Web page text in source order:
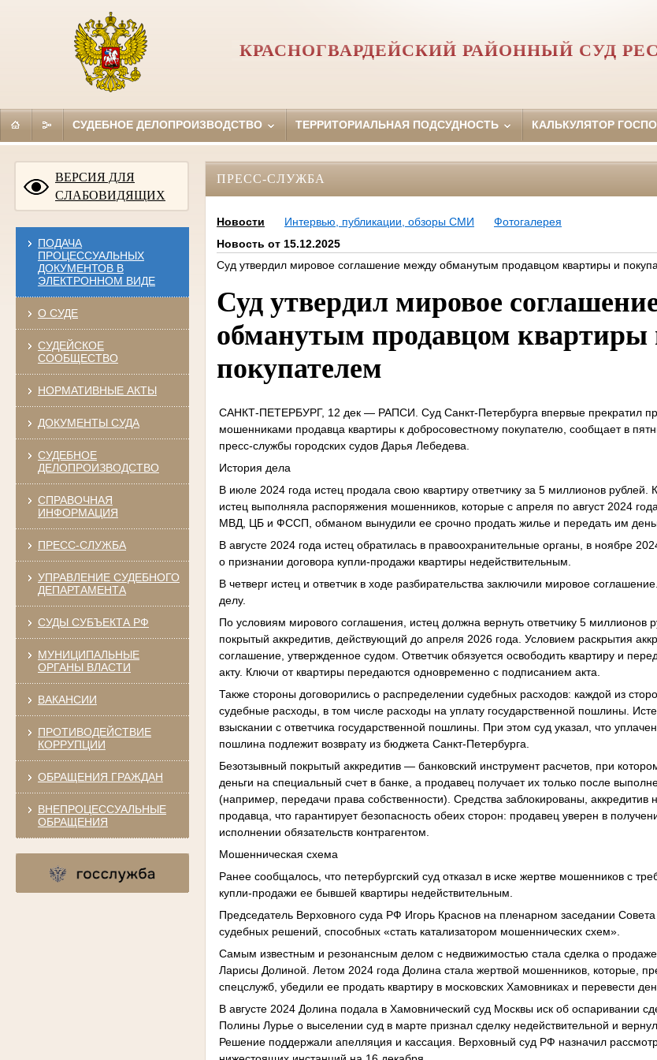
КРАСНОГВАРДЕЙСКИЙ РАЙОННЫЙ СУД
СУДЕБНОЕ ДЕЛОПРОИЗВОДСТВО ТЕРРИТОРИАЛЬНАЯ ПОДСУДНОСТЬ КАЛЬКУЛЯТОР
ВЕРСИЯ ДЛЯ
СЛАБОВИДЯЩИХ
ПОДАЧА
ПРОЦЕССУАЛЬНЫХ
ДОКУМЕНТОВ В
ЭЛЕКТРОННОМ ВИДЕ
О СУДЕ
СУДЕЙСКОЕ
СООБЩЕСТВО
НОРМАТИВНЫЕ АКТЫ
ДОКУМЕНТЫ СУДА
СУДЕБНОЕ
ДЕЛОПРОИЗВОДСТВО
СПРАВОЧНАЯ
ИНФОРМАЦИЯ
ПРЕСС-СЛУЖБА
УПРАВЛЕНИЕ СУДЕБНОГО
ДЕПАРТАМЕНТА
СУДЫ СУБЪЕКТА РФ
МУНИЦИПАЛЬНЫЕ
ОРГАНЫ ВЛАСТИ
ВАКАНСИИ
ПРОТИВОДЕЙСТВИЕ
КОРРУПЦИИ
ОБРАЩЕНИЯ ГРАЖДАН
ВНЕПРОЦЕССУАЛЬНЫЕ
ОБРАЩЕНИЯ
ПРЕСС-СЛУЖБА
Новости Интервью, публикации, обзоры СМИ
Фотогалерея
Новость от 15.12.2025
Суд утвердил мировое соглашение между обманутым продавцом квартиры и
Суд утвердил мировое
обманутым продавцом квартиры
покупателем
САНКТ-ПЕТЕРБУРГ, 12 дек — РАПСИ. Суд Санкт-Петербурга впервые прекратил
мошенниками продавца квартиры к добросовестному покупателю, сообщает в
пресс-службы городских судов Дарья Лебедева.
История дела
В июле 2024 года истец продала свою квартиру ответчику за 5 миллионов рублей.
истец выполняла распоряжения мошенников, которые с апреля по август 2024
МВД, ЦБ и ФССП, обманом вынудили ее срочно продать жилье и передать им
В августе 2024 года истец обратилась в правоохранительные органы, в ноябре
о признании договора купли-продажи квартиры недействительным.
В четверг истец и ответчик в ходе разбирательства заключили мировое
делу.
По условиям мирового соглашения, истец должна вернуть ответчику 5 миллионов
покрытый аккредитив, действующий до апреля 2026 года. Условием раскрытия
соглашение, утвержденное судом. Ответчик обязуется освободить квартиру и
акту. Ключи от квартиры передаются одновременно с подписанием акта.
Также стороны договорились о распределении судебных расходов: каждой из
судебные расходы, в том числе расходы на уплату государственной пошлины.
взыскании с ответчика государственной пошлины. При этом суд указал, что
пошлина подлежит возврату из бюджета Санкт-Петербурга.
Безотзывный покрытый аккредитив — банковский инструмент расчетов, при
деньги на специальный счет в банке, а продавец получает их только после
(например, передачи права собственности). Средства заблокированы, аккредитив
продавца, что гарантирует безопасность обеих сторон: продавец уверен в
исполнении обязательств контрагентом.
Мошенническая схема
Ранее сообщалось, что петербургский суд отказал в иске жертве мошенников с
купли‑продажи ее бывшей квартиры недействительным.
Председатель Верховного суда РФ Игорь Краснов на пленарном заседании
судебных решений, способных «стать катализатором мошеннических схем».
Самым известным и резонансным делом с недвижимостью стала сделка о
Ларисы Долиной. Летом 2024 года Долина стала жертвой мошенников, которые,
спецслужб, убедили ее продать квартиру в московских Хамовниках и перевести
В августе 2024 Долина подала в Хамовнический суд Москвы иск об оспаривании
Полины Лурье о выселении суд в марте признал сделку недействительной и
Решение поддержали апелляция и кассация. Верховный суд РФ назначил